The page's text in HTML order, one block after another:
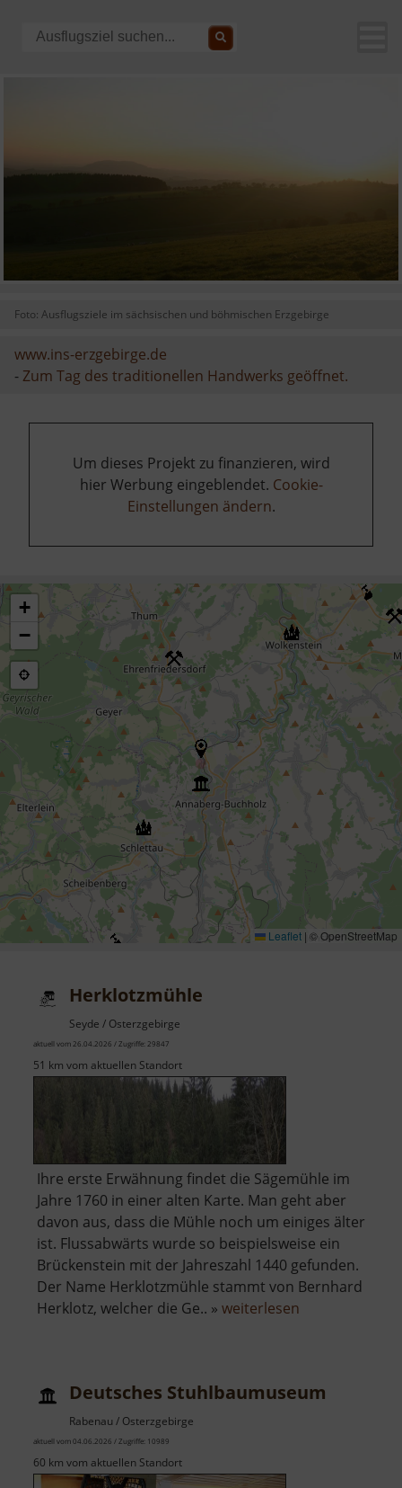
Foto: Ausflugsziele im sächsischen und böhmischen Erzgebirge
www.ins-erzgebirge.de
- Zum Tag des traditionellen Handwerks geöffnet.
Um dieses Projekt zu finanzieren, wird
hier Werbung eingeblendet. Cookie-
Einstellungen ändern.
+
−
Leaflet | © OpenStreetMap
Herklotzmühle
Seyde / Osterzgebirge
aktuell vom 26.04.2026 / Zugriffe: 29847
51 km vom aktuellen Standort
Ihre erste Erwähnung findet die Sägemühle im
Jahre 1760 in einer alten Karte. Man geht aber
davon aus, dass die Mühle noch um einiges älter
ist. Flussabwärts wurde so beispielsweise ein
Brückenstein mit der Jahreszahl 1440 gefunden.
Der Name Herklotzmühle stammt von Bernhard
Herklotz, welcher die Ge.. » weiterlesen
Deutsches Stuhlbaumuseum
Rabenau / Osterzgebirge
aktuell vom 04.06.2026 / Zugriffe: 10989
60 km vom aktuellen Standort